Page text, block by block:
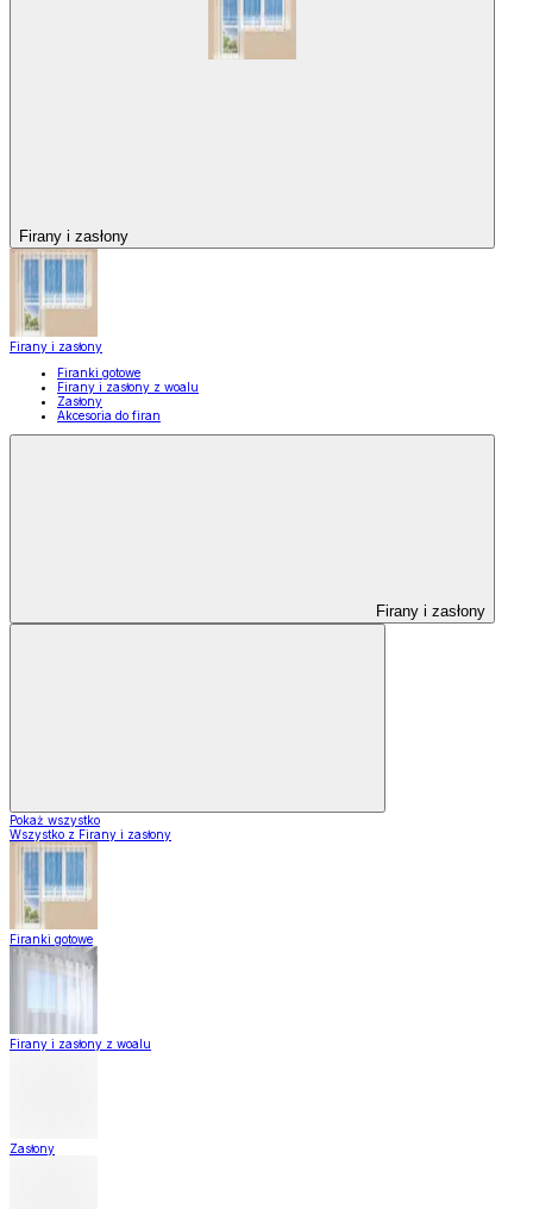
Firany i zasłony
Firany i zasłony
Firanki gotowe
Firany i zasłony z woalu
Zasłony
Akcesoria do firan
Firany i zasłony
Pokaż wszystko
Wszystko z Firany i zasłony
Firanki gotowe
Firany i zasłony z woalu
Zasłony